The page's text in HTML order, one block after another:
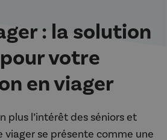
: la solution
votre
en viager
plus l’intérêt des séniors et
viager se présente comme une